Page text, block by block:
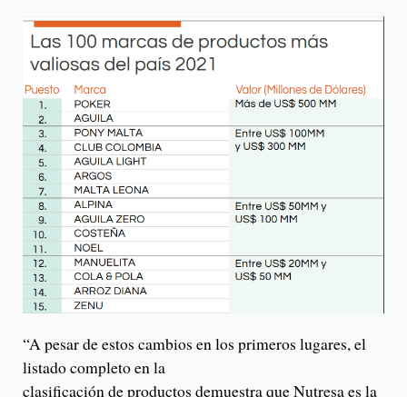
“A pesar de estos cambios en los primeros lugares, el
listado completo en la
clasificación de productos demuestra que Nutresa es la